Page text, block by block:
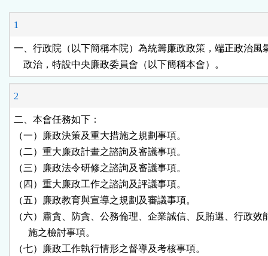
能
按
鈕
1
一、行政院（以下簡稱本院）為統籌廉政政策，端正政治風
    政治，特設中央廉政委員會（以下簡稱本會）。
2
二、本會任務如下：
（一）廉政決策及重大措施之規劃事項。
（二）重大廉政計畫之諮詢及審議事項。
（三）廉政法令研修之諮詢及審議事項。
（四）重大廉政工作之諮詢及評議事項。
（五）廉政教育與宣導之規劃及審議事項。
（六）肅貪、防貪、公務倫理、企業誠信、反賄選、行政效
      施之檢討事項。
（七）廉政工作執行情形之督導及考核事項。